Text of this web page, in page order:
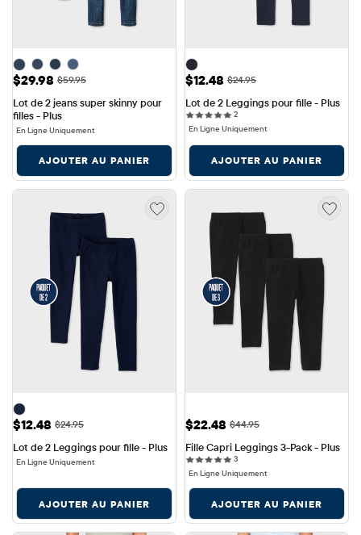
Prix ​​de vente: $29.98
$29.98 Prix ​​d'origine: $59.95
$59.95
Lot de 2 jeans super skinny pour
filles - Plus
En Ligne Uniquement
AJOUTER AU PANIER
Prix ​​de vente: $12.48
$12.48 Prix ​​d'origine: $24.95
$24.95
Lot de 2 Leggings pour fille - Plus
22 reviews
En Ligne Uniquement
AJOUTER AU PANIER
Prix ​​de vente: $12.48
$12.48 Prix ​​d'origine: $24.95
$24.95
Lot de 2 Leggings pour fille - Plus
En Ligne Uniquement
AJOUTER AU PANIER
Prix ​​de vente: $22.48
$22.48 Prix ​​d'origine: $44.95
$44.95
Fille Capri Leggings 3-Pack - Plus
33 reviews
En Ligne Uniquement
AJOUTER AU PANIER